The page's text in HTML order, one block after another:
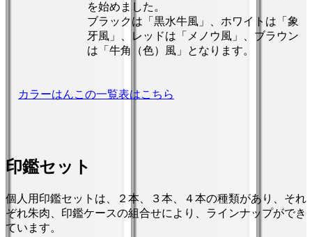
を始めました。
ブラックは「黒水牛風」、ホワイトは「象
牙風」、レッドは「メノウ風」、ブラウン
は「牛角（色）風」となります。
カラーはんこの一覧表はこちら
印鑑セット
個人用印鑑セットは、２本、３本、４本の種類があり、それ
ぞれ朱肉、印鑑ケースの組合せにより、ラインナップができ
ています。